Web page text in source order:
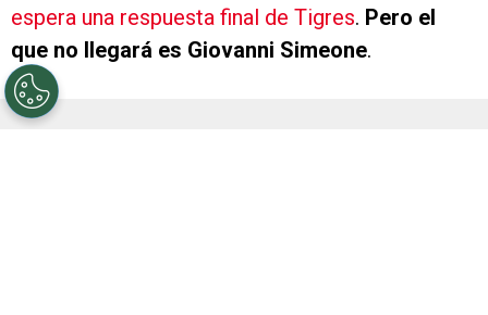
espera una respuesta final de Tigres. Pero el
que no llegará es Giovanni Simeone.